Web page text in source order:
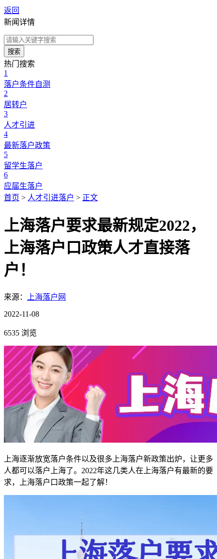
返回
新闻详情
搜索
热门搜索
1
落户条件自测
2
居转户
3
人才引进
4
最新落户政策
5
留学生落户
6
应届生落户
首页 > 人才引进落户 > 正文
上海落户要求最新规定2022，
上海落户口政策人才直接落
户！
来源： 上海落户网
2022-11-08
6535 浏览
上海逐渐放宽落户条件以及很多上海落户新政策出炉，让更多
人都可以落户上海了。2022年这几类人在上海落户有最新的要
求，上海落户口政策一起了解！